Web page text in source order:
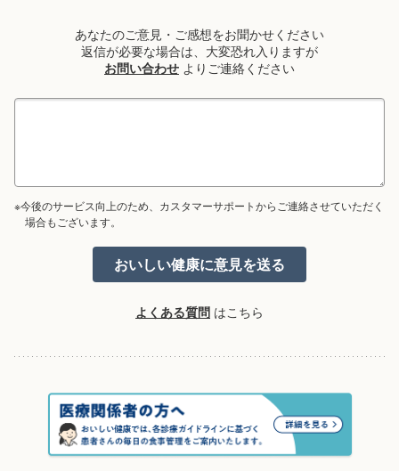
あなたのご意見・ご感想をお聞かせください
返信が必要な場合は、大変恐れ入りますが
お問い合わせ よりご連絡ください
※今後のサービス向上のため、カスタマーサポートからご連絡させていただく
場合もございます。
よくある質問 はこちら